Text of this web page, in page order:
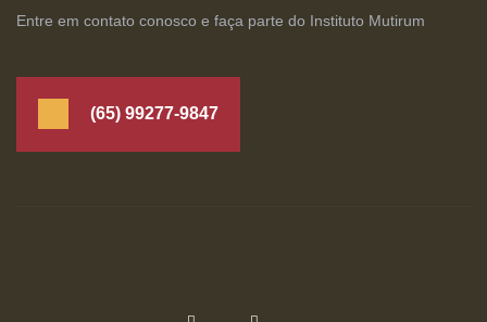
Entre em contato conosco e faça parte do Instituto Mutirum
(65) 99277-9847